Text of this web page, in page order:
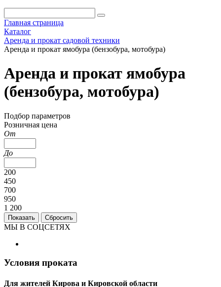
Главная страница
Каталог
Аренда и прокат садовой техники
Аренда и прокат ямобура (бензобура, мотобура)
Аренда и прокат ямобура
(бензобура, мотобура)
Подбор параметров
Розничная цена
От
До
200
450
700
950
1 200
МЫ В СОЦСЕТЯХ
Условия проката
Для жителей Кирова и Кировской области